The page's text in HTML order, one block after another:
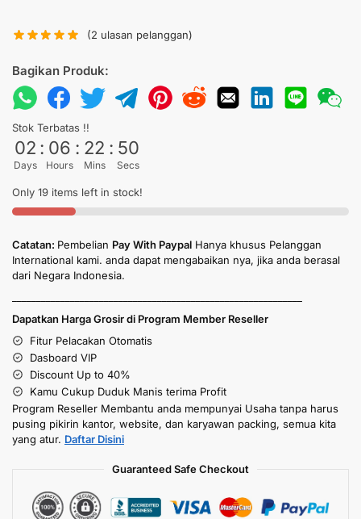
(2 ulasan pelanggan)
Bagikan Produk:
Stok Terbatas !!
02
Days
: 06
Hours
: 22
Mins
: 49
Secs
Only 19 items left in stock!
Catatan: Pembelian Pay With Paypal Hanya khusus Pelanggan
International kami. anda dapat mengabaikan nya, jika anda berasal
dari Negara Indonesia.
Dapatkan Harga Grosir di Program Member Reseller
Fitur Pelacakan Otomatis
Dasboard VIP
Discount Up to 40%
Kamu Cukup Duduk Manis terima Profit
Program Reseller Membantu anda mempunyai Usaha tanpa harus
pusing pikirin kantor, website, dan karyawan packing, semua kita
yang atur. Daftar Disini
Guaranteed Safe Checkout